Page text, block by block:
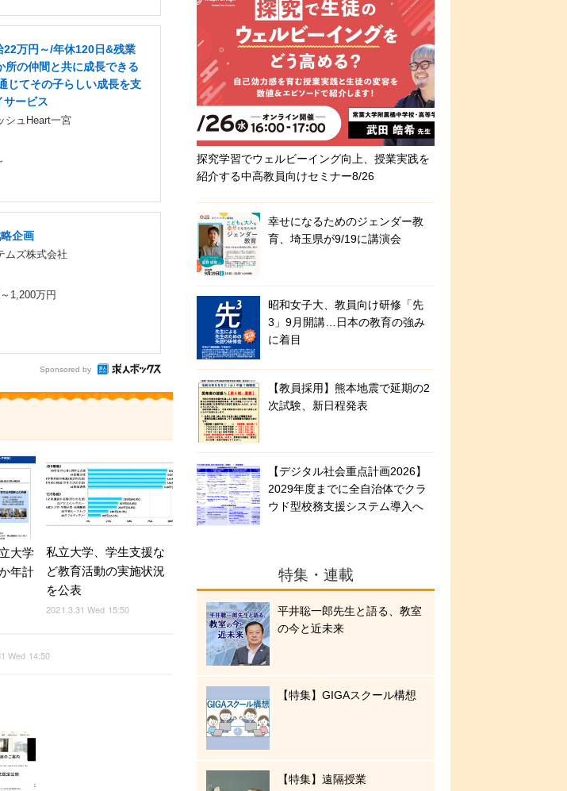
22万円～/年休120日&残業
所の仲間と共に成長できる
じてその子らしい成長を支
サービス
シュHeart一宮
企画
ムズ株式会社
1,200万円
Sponsored by
大学
年計
私立大学、学生支援な
ど教育活動の実施状況
を公表
2021.3.31 Wed 15:50
Wed 14:50
探究学習でウェルビーイング向上、授業実践を
紹介する中高教員向けセミナー8/26
幸せになるためのジェンダー教
育、埼玉県が9/19に講演会
昭和女子大、教員向け研修「先
3」9月開講…日本の教育の強み
に着目
【教員採用】熊本地震で延期の2
次試験、新日程発表
【デジタル社会重点計画2026】
2029年度までに全自治体でクラ
ウド型校務支援システム導入へ
特集・連載
平井聡一郎先生と語る、教室
の今と近未来
【特集】GIGAスクール構想
【特集】遠隔授業